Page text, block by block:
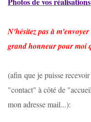
N'hésitez pas à
grand honneur pour moi
(afin que je puisse
"contact" à côté de
mon adresse mail...):